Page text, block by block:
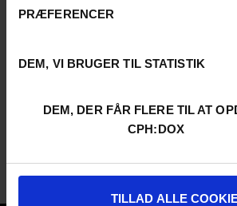
PRÆFERENCER
DEM, VI BRUGER TIL STATISTIK
DEM, DER FÅR FLERE TIL AT
CPH:DOX
TILLAD ALLE